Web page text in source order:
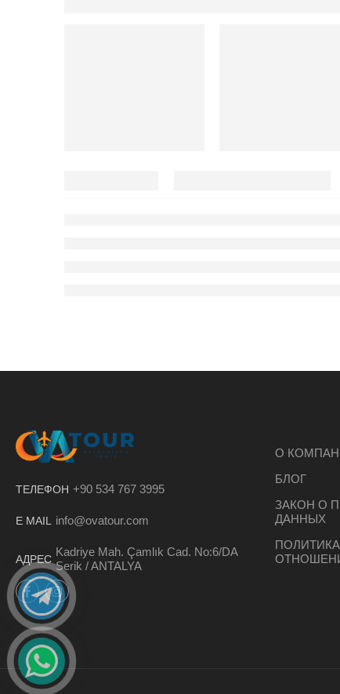
ТЕЛЕФОН +90 534 767 3995
E MAIL info@ovatour.com
АДРЕС
Kadriye Mah. Çamlık Cad. No:6/DA
Serik / ANTALYA
О
БЛОГ
ЗАКОН О
ДАННЫХ